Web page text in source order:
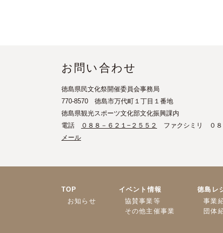
お問い合わせ
徳島県民文化祭開催委員会事務局
770-8570 徳島市万代町１丁目１番地
徳島県観光スポーツ文化部文化振興課内
電話
０８８－６２１−２５５２
ファクシミリ ０８
メール
TOP
お知らせ
イベント情報
協賛事業等
その他主催事業
徳島レ
事業
団体